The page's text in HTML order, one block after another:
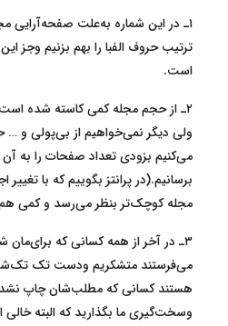
۱ـ در این شماره به‌علت
ترتیب حروف الفبا را بهم بزنیم وجز
است.
۲ـ از حجم مجله کمی کاسته شده
ولی دیگر نمی‌خواهیم از بی‌پولی و …
می‌کنیم بزودی تعداد صفحات را به
برسانیم.(در پرانتز بگوییم که با
مجله کوچک‌تر بنظر می‌رسد و کمی
۳ـ در آخر از همه کسانی که برای‌مان
می‌فرستند متشکریم ودست تک
هستند کسانی که مطلب‌شان چاپ
وسخت‌گیری ما بگذارید که البته